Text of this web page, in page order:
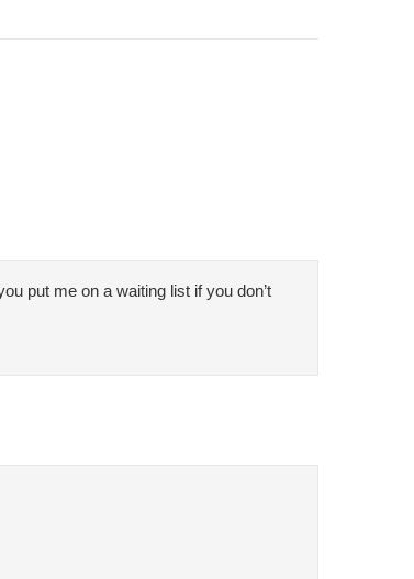
put me on a waiting list if you don’t